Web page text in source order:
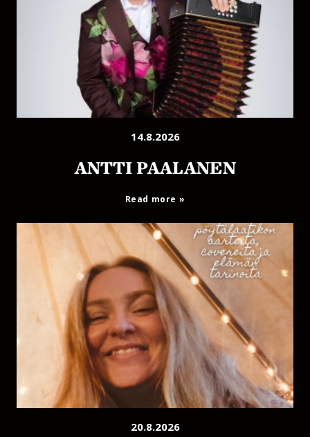
14.8.2026
ANTTI PAALANEN
Read more
20.8.2026